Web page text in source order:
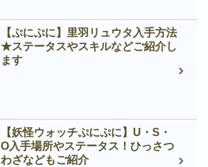
【ぷにぷに】里羽リュウタ入手方法
★ステータスやスキルなどご紹介し
ます
【妖怪ウォッチぷにぷに】U・S・
O入手場所やステータス！ひっさつ
わざなどもご紹介